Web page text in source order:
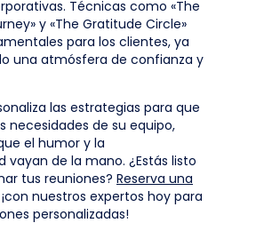
Técnicas como «The
y «The Gratitude Circle»
para los clientes, ya
una atmósfera de confianza y
las estrategias para que
necesidades de su equipo,
el humor y la
vayan de la mano. ¿Estás listo
tus reuniones? Reserva una
¡con nuestros expertos hoy para
personalizadas!